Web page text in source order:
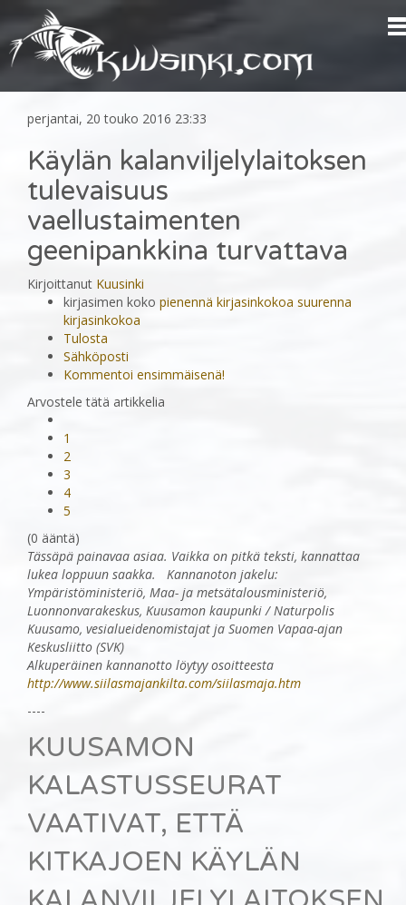
perjantai, 20 touko 2016 23:33
Käylän kalanviljelylaitoksen
tulevaisuus
vaellustaimenten
geenipankkina turvattava
Kirjoittanut Kuusinki
kirjasimen koko pienennä kirjasinkokoa suurenna
kirjasinkokoa
Tulosta
Sähköposti
Kommentoi ensimmäisenä!
Arvostele tätä artikkelia
1
2
3
4
5
(0 ääntä)
Tässäpä painavaa asiaa. Vaikka on pitkä teksti, kannattaa
lukea loppuun saakka. Kannanoton jakelu:
Ympäristöministeriö, Maa- ja metsätalousministeriö,
Luonnonvarakeskus, Kuusamon kaupunki / Naturpolis
Kuusamo, vesialueidenomistajat ja Suomen Vapaa-ajan
Keskusliitto (SVK)
Alkuperäinen kannanotto löytyy osoitteesta
http://www.siilasmajankilta.com/siilasmaja.htm
----
KUUSAMON
KALASTUSSEURAT
VAATIVAT, ETTÄ
KITKAJOEN KÄYLÄN